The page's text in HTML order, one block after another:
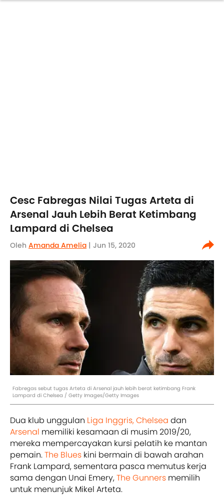
Cesc Fabregas Nilai Tugas Arteta di
Arsenal Jauh Lebih Berat Ketimbang
Lampard di Chelsea
Oleh Amanda Amelia | Jun 15, 2020
Fabregas sebut tugas Arteta di Arsenal jauh lebih berat ketimbang Frank
Lampard di Chelsea / Getty Images/Getty Images
Dua klub unggulan Liga Inggris,Chelsea dan
Arsenal memiliki kesamaan di musim 2019/20,
mereka mempercayakan kursi pelatih ke mantan
pemain.The Blues kini bermain di bawah arahan
Frank Lampard, sementara pasca memutus kerja
sama dengan Unai Emery,The Gunners memilih
untuk menunjuk Mikel Arteta.